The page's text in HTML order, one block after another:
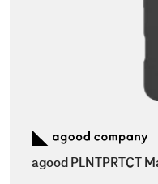
agood PLNTPRTCT